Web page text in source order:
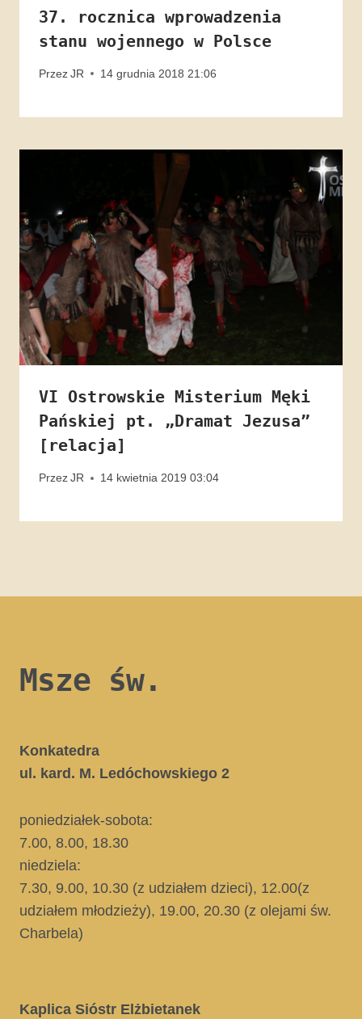
37. rocznica wprowadzenia
stanu wojennego w Polsce
PrzezJR 14 grudnia 2018 21:06
VI Ostrowskie Misterium Męki
Pańskiej pt. „Dramat Jezusa”
[relacja]
PrzezJR 14 kwietnia 2019 03:04
Msze św.
Konkatedra
ul. kard. M. Ledóchowskiego 2
poniedziałek-sobota:
7.00, 8.00, 18.30
niedziela:
7.30, 9.00, 10.30 (z udziałem dzieci), 12.00(z
udziałem młodzieży), 19.00, 20.30 (z olejami św.
Charbela)
Kaplica Sióstr Elżbietanek